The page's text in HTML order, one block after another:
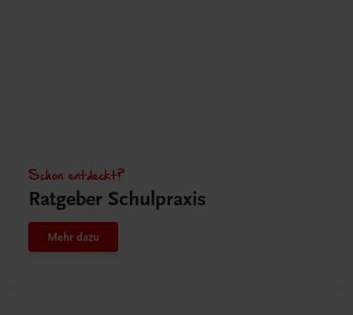
Schon entdeckt?
Ratgeber Schulpraxis
Mehr dazu